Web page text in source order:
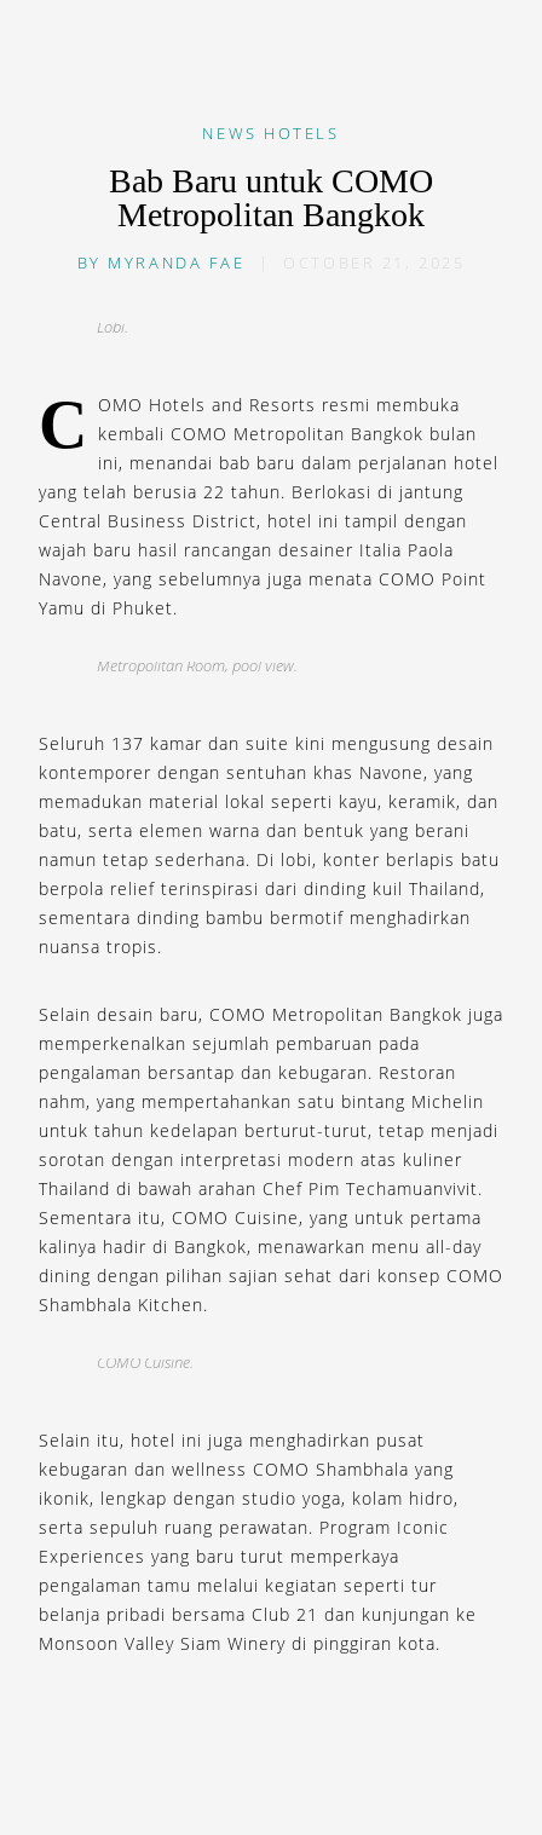
NEWS HOTELS
Bab Baru untuk COMO
Metropolitan Bangkok
BY MYRANDA FAE OCTOBER 21, 2025
Lobi.
C
OMO Hotels and Resorts resmi membuka
kembali COMO Metropolitan Bangkok bulan
ini, menandai bab baru dalam perjalanan hotel
yang telah berusia 22 tahun. Berlokasi di jantung
Central Business District, hotel ini tampil dengan
wajah baru hasil rancangan desainer Italia Paola
Navone, yang sebelumnya juga menata COMO Point
Yamu di Phuket.
Metropolitan Room, pool view.
Seluruh 137 kamar dan suite kini mengusung desain
kontemporer dengan sentuhan khas Navone, yang
memadukan material lokal seperti kayu, keramik, dan
batu, serta elemen warna dan bentuk yang berani
namun tetap sederhana. Di lobi, konter berlapis batu
berpola relief terinspirasi dari dinding kuil Thailand,
sementara dinding bambu bermotif menghadirkan
nuansa tropis.
Selain desain baru, COMO Metropolitan Bangkok juga
memperkenalkan sejumlah pembaruan pada
pengalaman bersantap dan kebugaran. Restoran
nahm, yang mempertahankan satu bintang Michelin
untuk tahun kedelapan berturut-turut, tetap menjadi
sorotan dengan interpretasi modern atas kuliner
Thailand di bawah arahan Chef Pim Techamuanvivit.
Sementara itu, COMO Cuisine, yang untuk pertama
kalinya hadir di Bangkok, menawarkan menu all-day
dining dengan pilihan sajian sehat dari konsep COMO
Shambhala Kitchen.
COMO Cuisine.
Selain itu, hotel ini juga menghadirkan pusat
kebugaran dan wellness COMO Shambhala yang
ikonik, lengkap dengan studio yoga, kolam hidro,
serta sepuluh ruang perawatan. Program Iconic
Experiences yang baru turut memperkaya
pengalaman tamu melalui kegiatan seperti tur
belanja pribadi bersama Club 21 dan kunjungan ke
Monsoon Valley Siam Winery di pinggiran kota.